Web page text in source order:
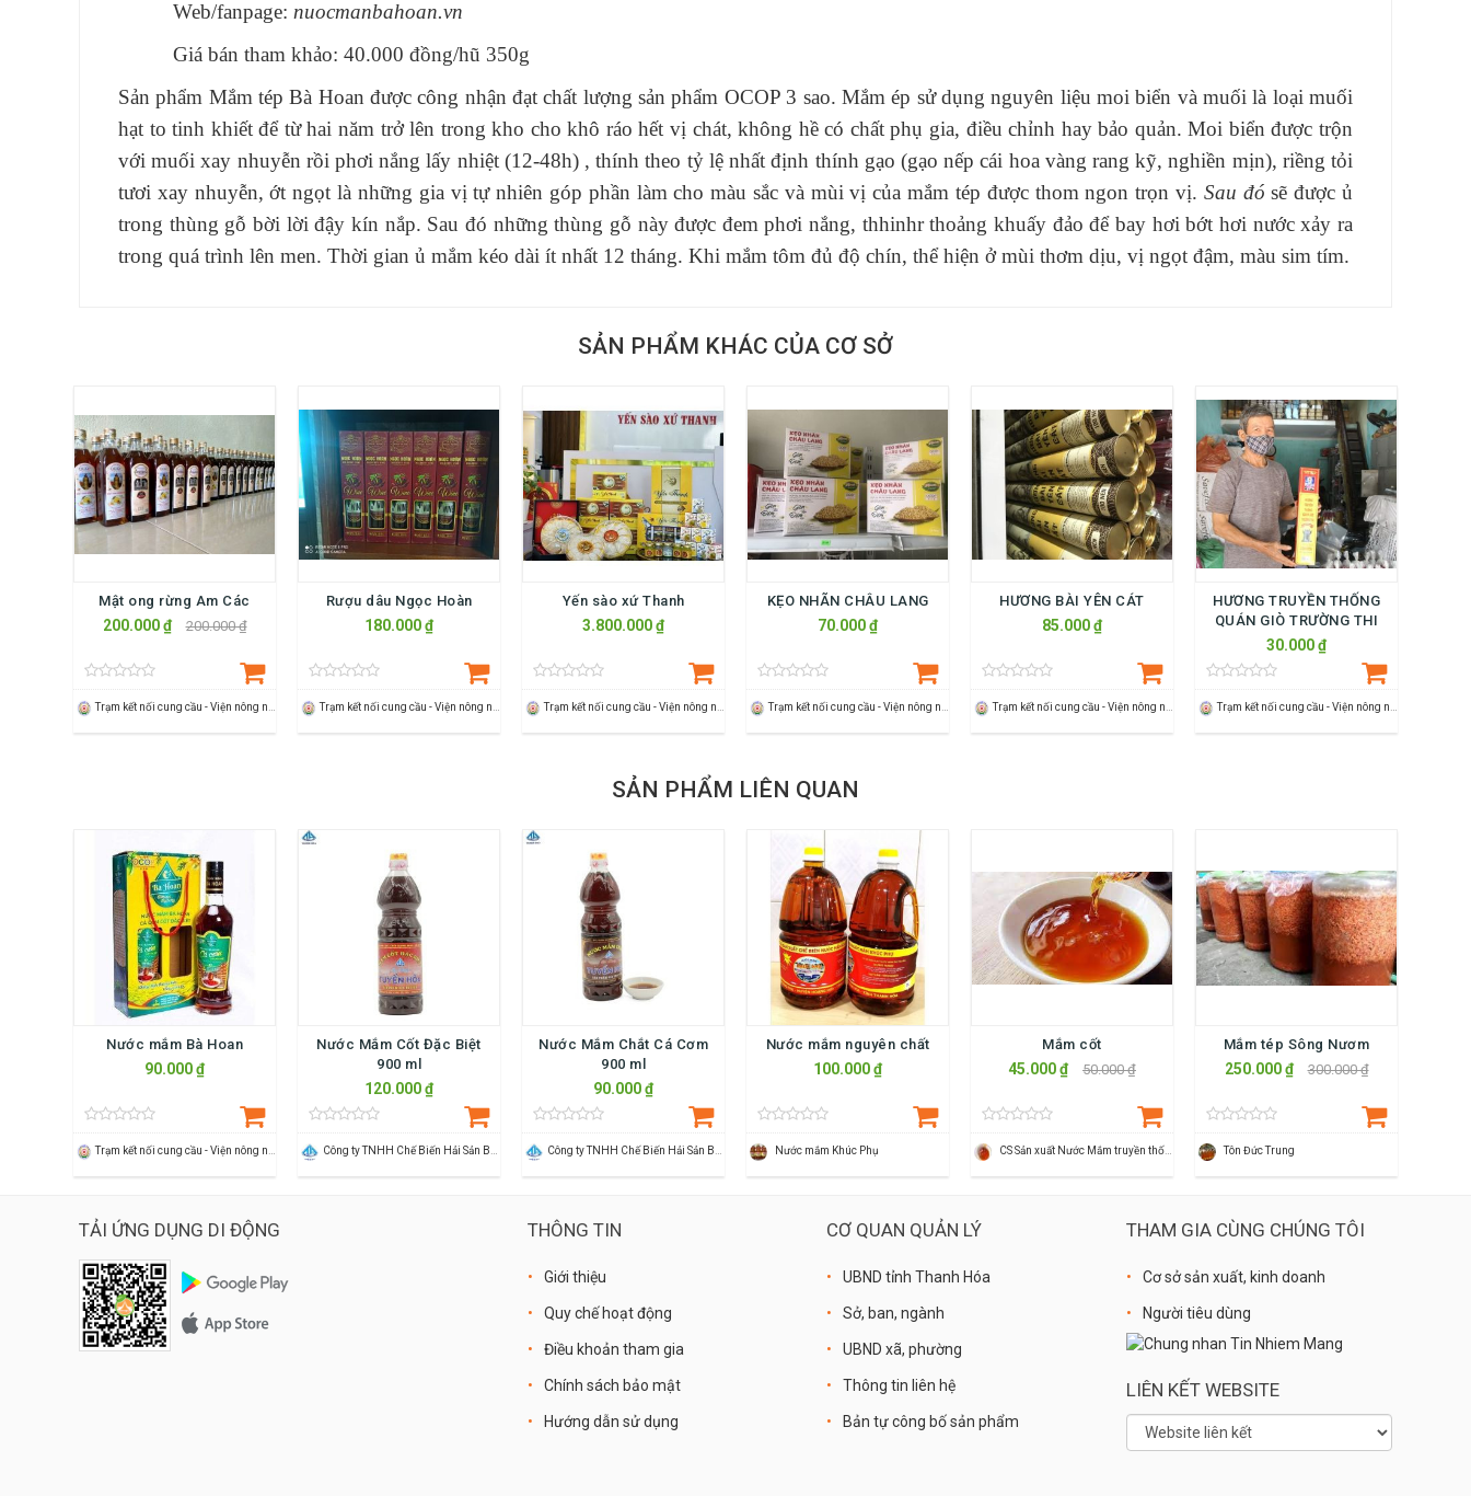
Web/fanpage: nuocmanbahoan.vn
Giá bán tham khảo: 40.000 đồng/hũ 350g
Sản phẩm Mắm tép Bà Hoan được công nhận đạt chất lượng sản phẩm OCOP 3 sao. Mắm ép sử dụng nguyên liệu moi biển và muối là loại muối
hạt to tinh khiết để từ hai năm trở lên trong kho cho khô ráo hết vị chát, không hề có chất phụ gia, điều chỉnh hay bảo quản. Moi biển được trộn
với muối xay nhuyễn rồi phơi nắng lấy nhiệt (12-48h) , thính theo tỷ lệ nhất định thính gạo (gạo nếp cái hoa vàng rang kỹ, nghiền mịn), riềng tỏi
tươi xay nhuyễn, ớt ngọt là những gia vị tự nhiên góp phần làm cho màu sắc và mùi vị của mắm tép được thom ngon trọn vị. Sau đósẽ được ủ
trong thùng gỗ bời lời đậy kín nắp. Sau đó những thùng gỗ này được đem phơi nắng, thhinhr thoảng khuấy đảo để bay hơi bớt hơi nước xảy ra
trong quá trình lên men. Thời gian ủ mắm kéo dài ít nhất 12 tháng. Khi mắm tôm đủ độ chín, thể hiện ở mùi thơm dịu, vị ngọt đậm, màu sim tím.
SẢN PHẨM KHÁC CỦA CƠ SỞ
Mật ong rừng Am Các
200.000 ₫ 200.000 ₫
Trạm kết nối cung cầu - Viện nông nghiệp Thanh Hoá
Rượu dâu Ngọc Hoàn
180.000 ₫
Trạm kết nối cung cầu - Viện nông nghiệp Thanh Hoá
Yến sào xứ Thanh
3.800.000 ₫
Trạm kết nối cung cầu - Viện nông nghiệp Thanh Hoá
KẸO NHÃN CHÂU LANG
70.000 ₫
Trạm kết nối cung cầu - Viện nông nghiệp Thanh Hoá
HƯƠNG BÀI YÊN CÁT
85.000 ₫
Trạm kết nối cung cầu - Viện nông nghiệp Thanh Hoá
HƯƠNG TRUYỀN THỐNG
QUÁN GIÒ TRƯỜNG THI
30.000 ₫
Trạm kết nối cung cầu - Viện nông nghiệp Thanh Hoá
SẢN PHẨM LIÊN QUAN
Nước mắm Bà Hoan
90.000 ₫
Trạm kết nối cung cầu - Viện nông nghiệp Thanh Hoá
Nước Mắm Cốt Đặc Biệt
900 ml
120.000 ₫
Công ty TNHH Chế Biến Hải Sản Ba Làng
Nước Mắm Chắt Cá Cơm
900 ml
90.000 ₫
Công ty TNHH Chế Biến Hải Sản Ba Làng
Nước mắm nguyên chất
100.000 ₫
Nước mắm Khúc Phụ
Mắm cốt
45.000 ₫ 50.000 ₫
CS Sản xuất Nước Mắm truyền thống
Mắm tép Sông Nươm
250.000 ₫ 300.000 ₫
Tôn Đức Trung
TẢI ỨNG DỤNG DI ĐỘNG THÔNG TIN
Giới thiệu
Quy chế hoạt động
Điều khoản tham gia
Chính sách bảo mật
Hướng dẫn sử dụng
CƠ QUAN QUẢN LÝ
UBND tỉnh Thanh Hóa
Sở, ban, ngành
UBND xã, phường
Thông tin liên hệ
Bản tự công bố sản phẩm
THAM GIA CÙNG CHÚNG TÔI
Cơ sở sản xuất, kinh doanh
Người tiêu dùng
LIÊN KẾT WEBSITE